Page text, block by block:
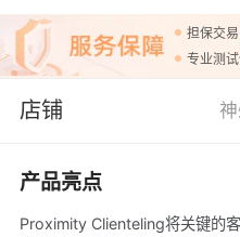
担保交易
专业测
店铺
产品亮点
Proximity Clienteling将关键的